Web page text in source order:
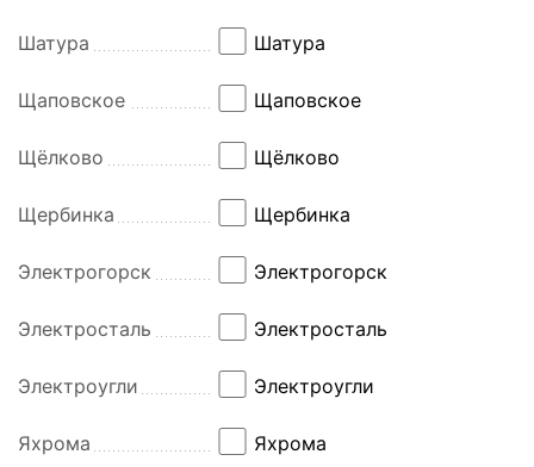
Шатура Шатура
Щаповское Щаповское
Щёлково Щёлково
Щербинка Щербинка
Электрогорск Электрогорск
Электросталь Электросталь
Электроугли Электроугли
Яхрома Яхрома